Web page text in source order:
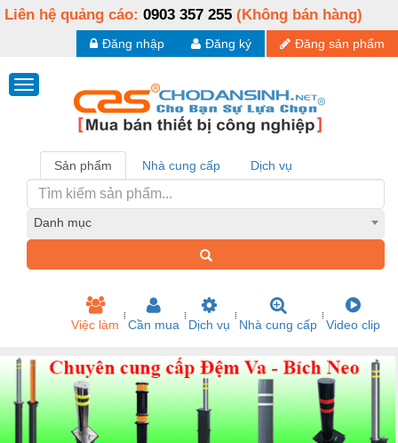
Liên hệ quảng cáo: 0903 357 255 (Không bán hàng)
Đăng sản phẩm
Đăng ký
Đăng nhập
Sản phẩm Nhà cung cấp Dịch vụ
Danh mục
Việc làm Cần mua Dịch vụ Nhà cung cấp Video clip